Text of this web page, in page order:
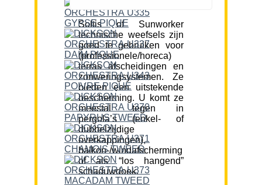
Soltis of Sunworker
technische weefsels zijn
goed te gebruiken voor
(professionele/horeca)
terras afscheidingen en
zonweringsystemen. Ze
bieden een uitstekende
bescherming. U komt ze
meestal tegen in
pergola’s (enkel- of
dubbelzijdige
overkappingen),
balkon-/windafscherming
of als “los hangend”
schaduwdoek.